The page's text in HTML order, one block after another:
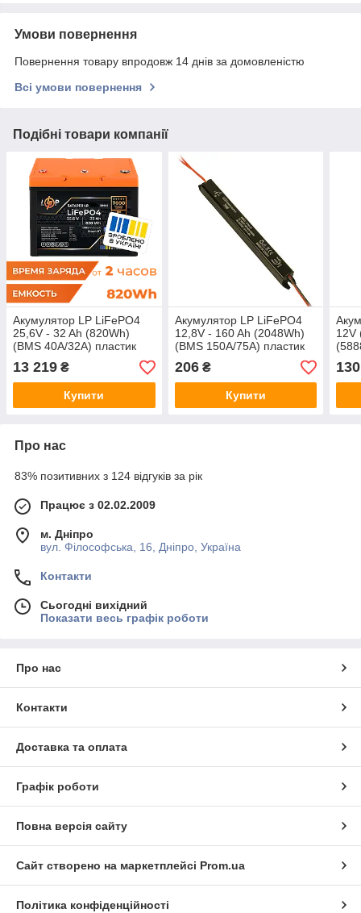
Умови повернення
Повернення товару впродовж 14 днів за домовленістю
Всі умови повернення
Подібні товари компанії
Акумулятор LP LiFePO4
25,6V - 32 Ah (820Wh)
(BMS 40A/32А) пластик
Smart BT
13 219 ₴
Купити
Акумулятор LP LiFePO4
12,8V - 160 Ah (2048Wh)
(BMS 150A/75А) пластик
LCD для ДБЖ
206₴
Купити
12V
130
Про нас
83% позитивних з 124 відгуків за рік
Працює з 02.02.2009
м. Дніпро
вул. Філософська, 16, Дніпро, Україна
Контакти
Сьогодні вихідний
Показати весь графік роботи
Про нас
Контакти
Доставка та оплата
Графік роботи
Повна версія сайту
Сайт створено на маркетплейсі Prom.ua
Політика конфіденційності